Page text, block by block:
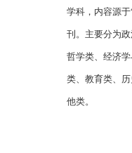
学科，内容源
刊。主要分为政
哲学类、经济
类、教育类、
他类。